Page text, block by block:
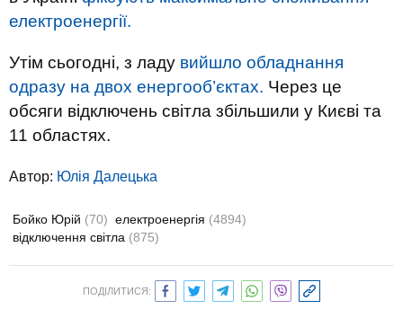
електроенергії.
Утім сьогодні, з ладу вийшло обладнання
одразу на двох енергооб’єктах. Через це
обсяги відключень світла збільшили у Києві та
11 областях.
Автор: Юлiя Далецька
Бойко Юрій (70) електроенергія (4894)
відключення світла (875)
ПОДІЛИТИСЯ: